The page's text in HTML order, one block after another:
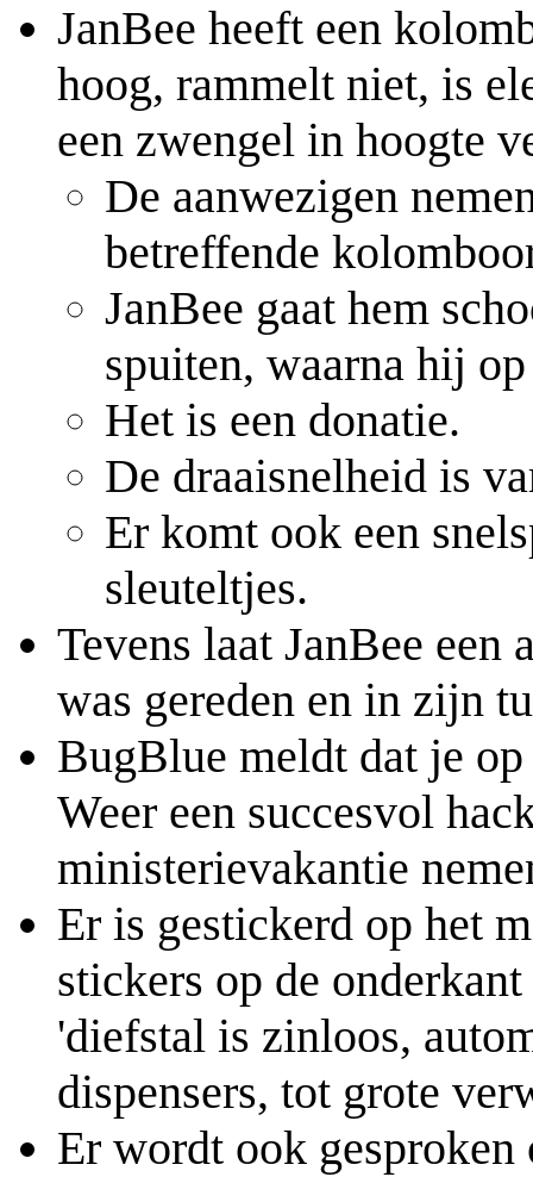
JanBee heeft een
hoog, rammelt niet, is
een zwengel in hoogte
De aanwezigen
betreffende
JanBee gaat hem
spuiten, waarna hij
Het is een donatie.
De draaisnelheid is
Er komt ook een
sleuteltjes.
Tevens laat JanBee
was gereden en in zijn
BugBlue meldt dat je
Weer een succesvol
ministerievakantie
Er is gestickerd op het
stickers op de
'diefstal is zinloos,
dispensers, tot grote
Er wordt ook